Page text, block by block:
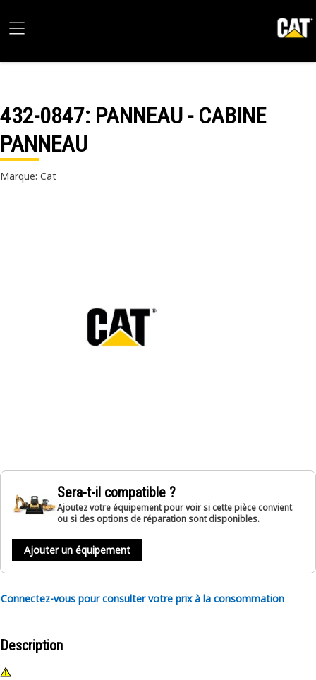
432-0847: PANNEAU - CABINE
PANNEAU
Marque: Cat
Sera-t-il compatible ?
Ajoutez votre équipement pour voir si cette pièce convient
ou si des options de réparation sont disponibles.
Ajouter un équipement
Connectez-vous pour consulter votre prix à la consommation
Description